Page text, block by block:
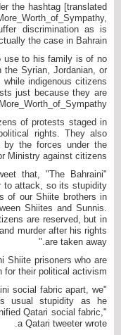
the hashtag [translated
discrimination as is
the case in Bahrain.
use to his family is of no
the Syrian, Jordanian, or
indigenous citizens
just because they are
of protests staged in
rights. They also
the forces under the
Ministry against citizens.
that, "The Bahraini
to attack, so its stupidity
of our Shiite brothers in
Shiites and Sunnis.
are reserved, but in
murder after his rights
are taken away."
Shiite prisoners who are
for their political activism.
social fabric apart, we
usual stupidity as he
Qatari social fabric,"
a Qatari tweeter wrote.